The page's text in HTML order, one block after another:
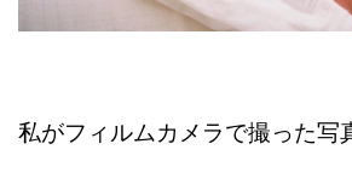
私がフィルムカメラで撮った写